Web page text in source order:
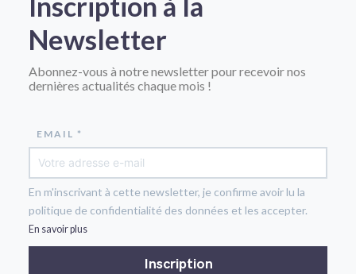
Newsletter
Abonnez-vous à notre newsletter pour recevoir nos
dernières actualités chaque mois !
EMAIL *
En m'inscrivant à cette newsletter, je confirme avoir lu la
politique de confidentialité des données et les accepter.
En savoir plus